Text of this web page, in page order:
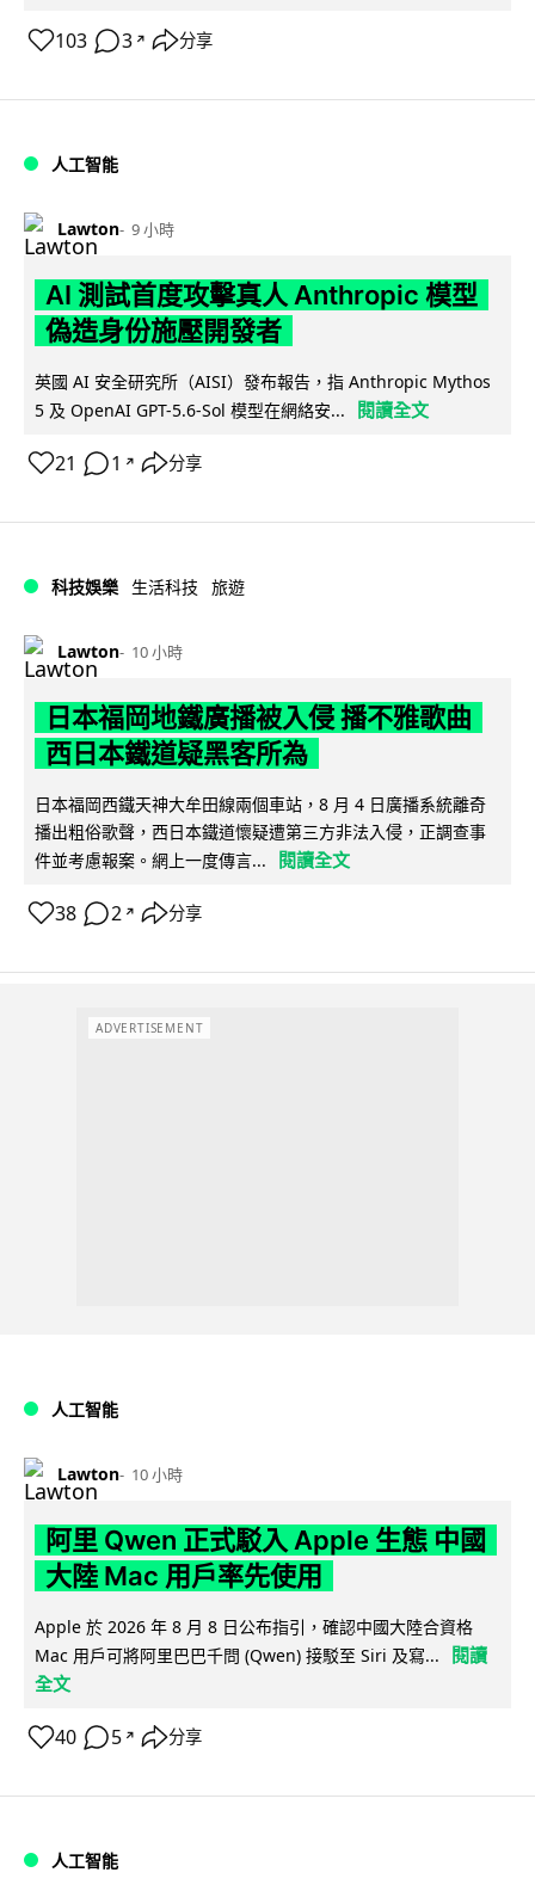
103 3 ↗ 分享
人工智能
Lawton 9 小時
AI 測試首度攻擊真人 Anthropic 模型
偽造身份施壓開發者
英國 AI 安全研究所（AISI）發布報告，指 Anthropic Mythos
5 及 OpenAI GPT-5.6-Sol 模型在網絡安...
閱讀全文
21 1 ↗ 分享
科技娛樂 生活科技 旅遊
Lawton 10 小時
日本福岡地鐵廣播被入侵 播不雅歌曲
西日本鐵道疑黑客所為
日本福岡西鐵天神大牟田線兩個車站，8 月 4 日廣播系統離奇
播出粗俗歌聲，西日本鐵道懷疑遭第三方非法入侵，正調查事
件並考慮報案。網上一度傳言...
閱讀全文
38 2 ↗ 分享
ADVERTISEMENT
人工智能
Lawton 10 小時
阿里 Qwen 正式駁入 Apple 生態 中國
大陸 Mac 用戶率先使用
Apple 於 2026 年 8 月 8 日公布指引，確認中國大陸合資格
Mac 用戶可將阿里巴巴千問 (Qwen) 接駁至 Siri 及寫...
閱讀
全文
40 5 ↗ 分享
人工智能